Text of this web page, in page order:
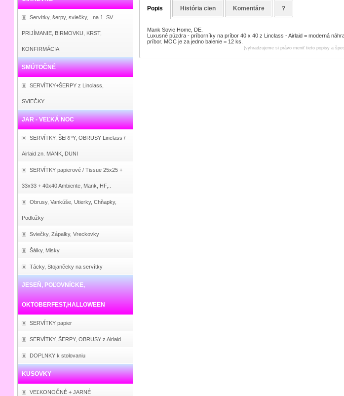
Servítky, šerpy, sviečky,...na 1. SV.
PRIJÍMANIE, BIRMOVKU, KRST,
KONFIRMÁCIA
SMÚTOČNÉ
SERVÍTKY+ŠERPY z Linclass,
SVIEČKY
JAR - VEĽKÁ NOC
SERVÍTKY, ŠERPY, OBRUSY Linclass /
Airlaid zn. MANK, DUNI
SERVÍTKY papierové / Tissue 25x25 +
33x33 + 40x40 Ambiente, Mank, HF,..
Obrusy, Vankúše, Utierky, Chňapky,
Podložky
Sviečky, Zápalky, Vreckovky
Šálky, Misky
Tácky, Stojančeky na servítky
JESEŇ, POĽOVNÍCKE,
OKTOBERFEST,HALLOWEEN
SERVÍTKY papier
SERVÍTKY, ŠERPY, OBRUSY z Airlaid
DOPLNKY k stolovaniu
KUSOVKY
VEĽKONOČNÉ + JARNÉ
Popis História cien Komentáre ?
Mank Sovie Home, DE.
Luxusné púzdra - príborníky na príbor 40 x 40 z Linclass - Airlaid = moderná
príbor. MOC je za jedno balenie = 12 ks.
(vyhradzujeme si právo meniť tieto popisy a